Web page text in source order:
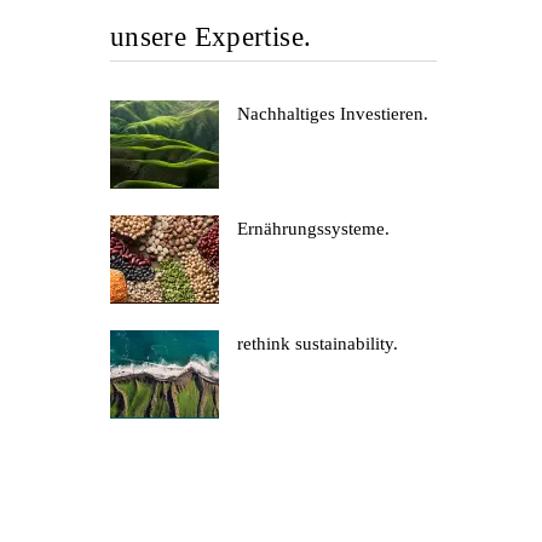
unsere Expertise.
Nachhaltiges Investieren.
Ernährungssysteme.
rethink sustainability.